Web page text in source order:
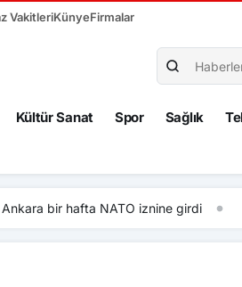
VakitleriKünyeFirmalar
Kültür Sanat Spor Sağlık
NATO iznine girdi